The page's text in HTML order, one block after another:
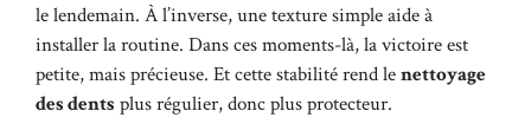
le lendemain. À l’inverse, une texture simple aide à
installer la routine. Dans ces moments-là, la victoire est
petite, mais précieuse. Et cette stabilité rend lenettoyage
des dents plus régulier, donc plus protecteur.